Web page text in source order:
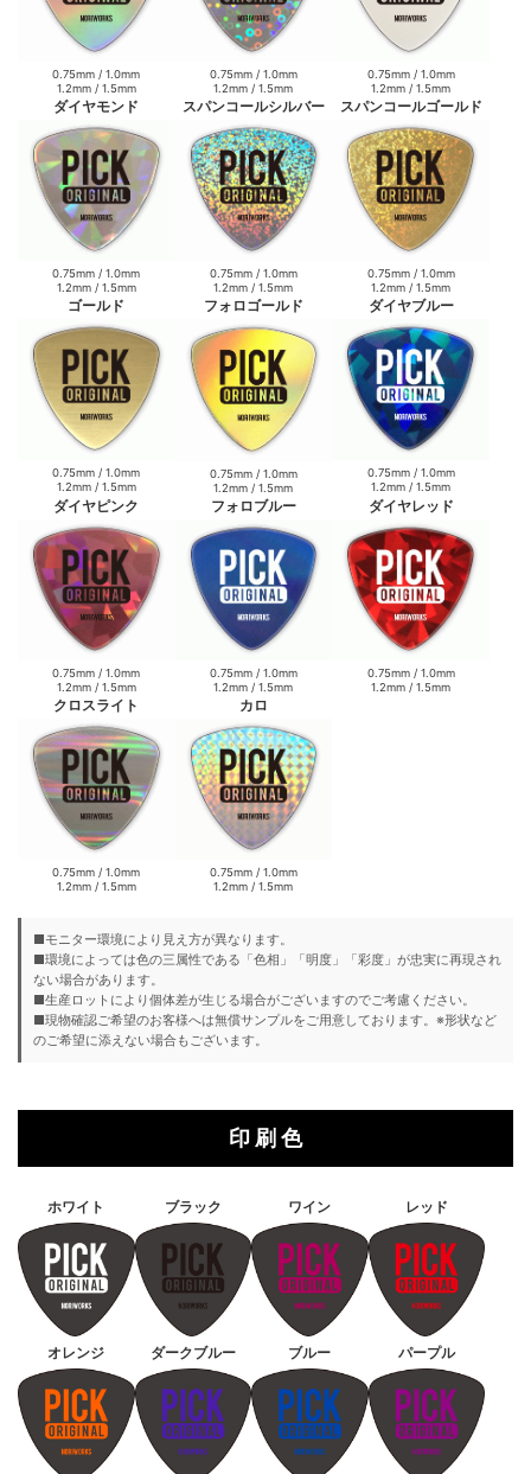
0.75mm / 1.0mm
1.2mm / 1.5mm
0.75mm / 1.0mm
1.2mm / 1.5mm
0.75mm / 1.0mm
1.2mm / 1.5mm
ダイヤモンド
0.75mm / 1.0mm
1.2mm / 1.5mm
スパンコールシルバー
0.75mm / 1.0mm
1.2mm / 1.5mm
スパンコールゴールド
0.75mm / 1.0mm
1.2mm / 1.5mm
ゴールド
0.75mm / 1.0mm
1.2mm / 1.5mm
フォロゴールド
0.75mm / 1.0mm
1.2mm / 1.5mm
ダイヤブルー
0.75mm / 1.0mm
1.2mm / 1.5mm
ダイヤピンク
0.75mm / 1.0mm
1.2mm / 1.5mm
フォロブルー
0.75mm / 1.0mm
1.2mm / 1.5mm
ダイヤレッド
0.75mm / 1.0mm
1.2mm / 1.5mm
クロスライト
0.75mm / 1.0mm
1.2mm / 1.5mm
カロ
0.75mm / 1.0mm
1.2mm / 1.5mm
■モニター環境により見え方が異なります。
■環境によっては色の三属性である「色相」「明度」「彩度」が忠実に再現され
ない場合があります。
■生産ロットにより個体差が生じる場合がございますのでご考慮ください。
■現物確認ご希望のお客様へは無償サンプルをご用意しております。※形状など
のご希望に添えない場合もございます。
印 刷 色
ホワイト ブラック ワイン レッド
オレンジ ダークブルー ブルー パープル